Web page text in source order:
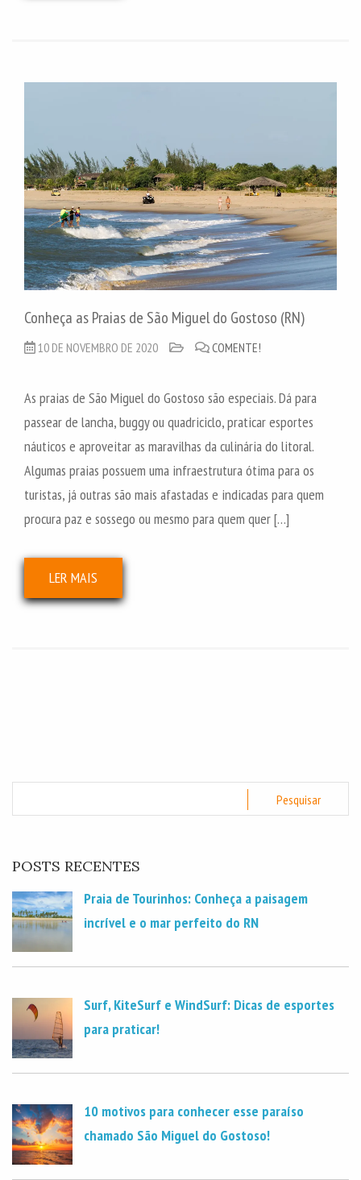
Conheça as Praias de São Miguel do Gostoso (RN)
10 DE NOVEMBRO DE 2020 COMENTE!
As praias de São Miguel do Gostoso são especiais. Dá para
passear de lancha, buggy ou quadriciclo, praticar esportes
náuticos e aproveitar as maravilhas da culinária do litoral.
Algumas praias possuem uma infraestrutura ótima para os
turistas, já outras são mais afastadas e indicadas para quem
procura paz e sossego ou mesmo para quem quer […]
LER MAIS
POSTS RECENTES
Praia de Tourinhos: Conheça a paisagem
incrível e o mar perfeito do RN
Surf, KiteSurf e WindSurf: Dicas de esportes
para praticar!
10 motivos para conhecer esse paraíso
chamado São Miguel do Gostoso!